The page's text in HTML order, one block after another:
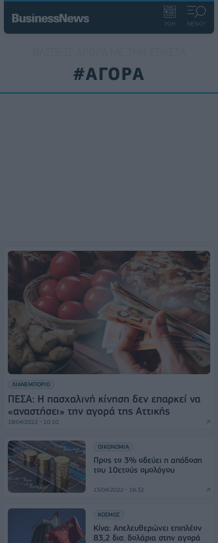
ΡΟΗ ΜΕΝΟΥ
#ΑΓΟΡΑ
ΛΙΑΝΕΜΠΟΡΙΟ
ΠΕΣΑ: Η πασχαλινή κίνηση δεν επαρκεί να
«αναστήσει» την αγορά της Αττικής
18/04/2022 - 10:10
ΟΙΚΟΝΟΜΙΑ
Προς το 3% οδεύει η απόδοση
του 10ετούς ομολόγου
15/04/2022 - 18:32
ΚΟΣΜΟΣ
Κίνα: Απελευθερώνει επιπλέον
83,2 δισ. δολάρια στην αγορά